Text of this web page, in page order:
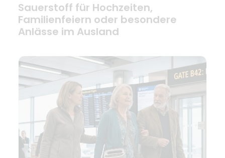
Sauerstoff für Hochzeiten,
Familienfeiern oder besondere
Anlässe im Ausland